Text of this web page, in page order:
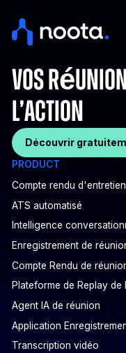
VOS
l’action
Découvrir
PRODUCT
Compte rendu
ATS automatisé
Intelligence
Enregistrement de
Compte Rendu de
Plateforme de Replay de
Agent IA de réunion
Application
Transcription vidéo